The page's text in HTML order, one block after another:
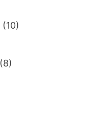
(10)
(8)